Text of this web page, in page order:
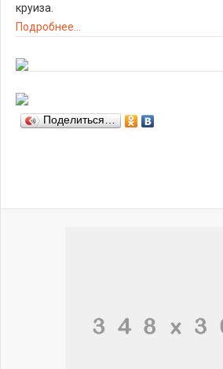
круиза.
Подробнее...
Поделиться…